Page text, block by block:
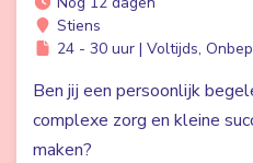
Stiens
24 - 30 uur | Voltijds,
Ben jij een persoonlijk
complexe zorg en kleine
maken?